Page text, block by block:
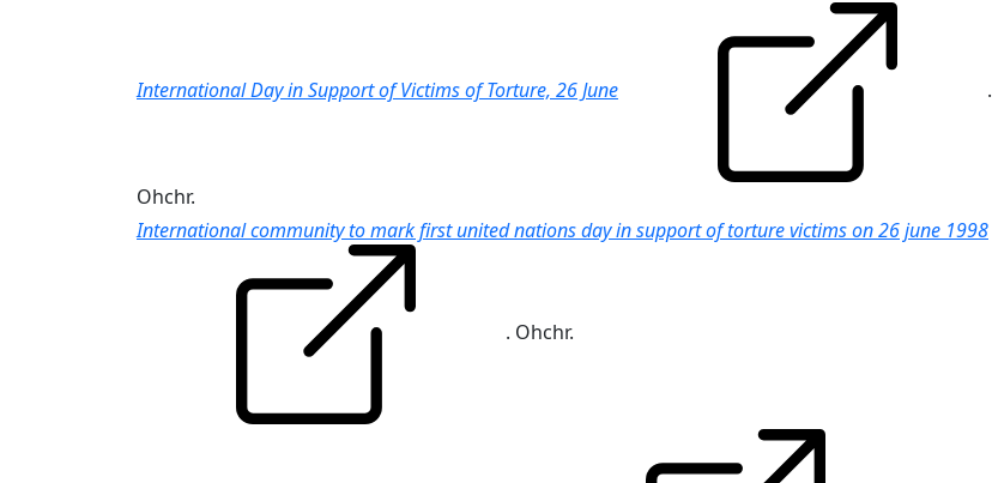
International Day in Support of Victims of Torture, 26 June .
Ohchr.
International community to mark first united nations day in support of torture victims on 26 june 1998
. Ohchr.